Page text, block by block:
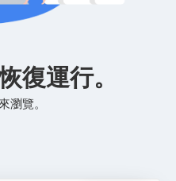
復運行。
瀏覽。